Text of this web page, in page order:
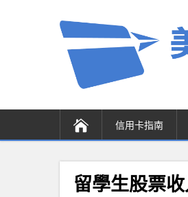
信用卡指南
留學生股票